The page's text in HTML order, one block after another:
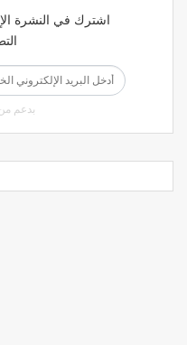
اشترك في النشرة
بدعم